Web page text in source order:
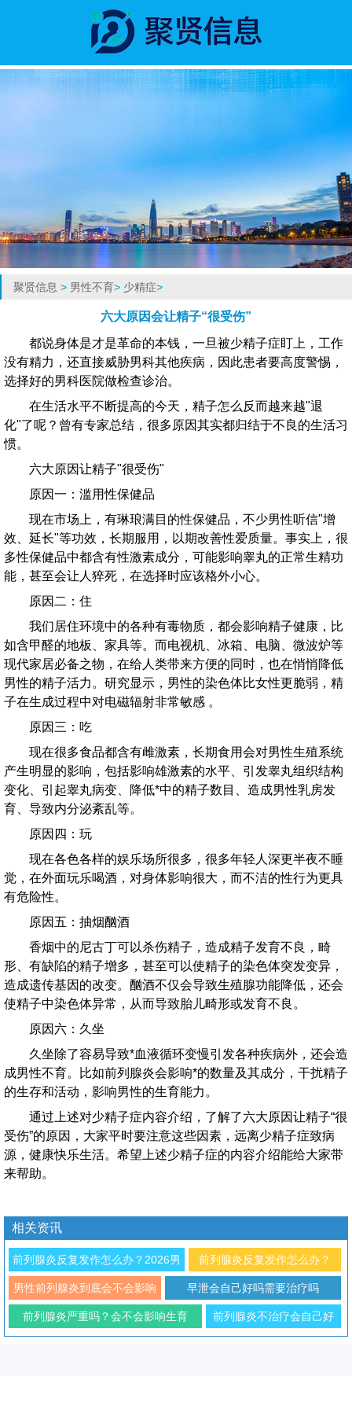
聚贤信息 > 男性不育> 少精症>
六大原因会让精子“很受伤”
都说身体是才是革命的本钱，一旦被少精子症盯上，工作
没有精力，还直接威胁男科其他疾病，因此患者要高度警惕，
选择好的男科医院做检查诊治。
在生活水平不断提高的今天，精子怎么反而越来越"退
化"了呢？曾有专家总结，很多原因其实都归结于不良的生活习
惯。
六大原因让精子"很受伤"
原因一：滥用性保健品
现在市场上，有琳琅满目的性保健品，不少男性听信"增
效、延长"等功效，长期服用，以期改善性爱质量。事实上，很
多性保健品中都含有性激素成分，可能影响睾丸的正常生精功
能，甚至会让人猝死，在选择时应该格外小心。
原因二：住
我们居住环境中的各种有毒物质，都会影响精子健康，比
如含甲醛的地板、家具等。而电视机、冰箱、电脑、微波炉等
现代家居必备之物，在给人类带来方便的同时，也在悄悄降低
男性的精子活力。研究显示，男性的染色体比女性更脆弱，精
子在生成过程中对电磁辐射非常敏感 。
原因三：吃
现在很多食品都含有雌激素，长期食用会对男性生殖系统
产生明显的影响，包括影响雄激素的水平、引发睾丸组织结构
变化、引起睾丸病变、降低*中的精子数目、造成男性乳房发
育、导致内分泌紊乱等。
原因四：玩
现在各色各样的娱乐场所很多，很多年轻人深更半夜不睡
觉，在外面玩乐喝酒，对身体影响很大，而不洁的性行为更具
有危险性。
原因五：抽烟酗酒
香烟中的尼古丁可以杀伤精子，造成精子发育不良，畸
形、有缺陷的精子增多，甚至可以使精子的染色体突发变异，
造成遗传基因的改变。酗酒不仅会导致生殖腺功能降低，还会
使精子中染色体异常，从而导致胎儿畸形或发育不良。
原因六：久坐
久坐除了容易导致*血液循环变慢引发各种疾病外，还会造
成男性不育。比如前列腺炎会影响*的数量及其成分，干扰精子
的生存和活动，影响男性的生育能力。
通过上述对少精子症内容介绍，了解了六大原因让精子“很
受伤”的原因，大家平时要注意这些因素，远离少精子症致病
源，健康快乐生活。希望上述少精子症的内容介绍能给大家带
来帮助。
相关资讯
前列腺炎反复发作怎么办？2026男
科专家解析治疗与预防方法
前列腺炎反复发作怎么办？
2026年男性科学防治与日常调
理指南
男性前列腺炎到底会不会影响
性功能
早泄会自己好吗需要治疗吗
前列腺炎严重吗？会不会影响生育
前列腺炎不治疗会自己好
吗？对生育有影响吗